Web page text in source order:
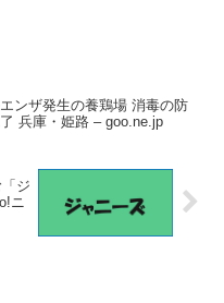
ンザ発生の養鶏場 消毒の防
兵庫・姫路 – goo.ne.jp
ジ
ニ